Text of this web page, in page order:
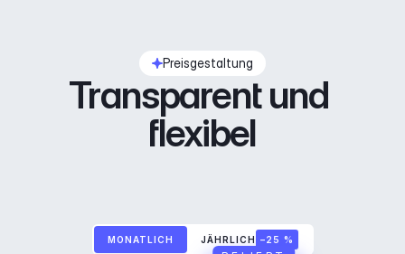
Preisgestaltung
Transparent und
flexibel
MONATLICH JÄHRLICH –25 %